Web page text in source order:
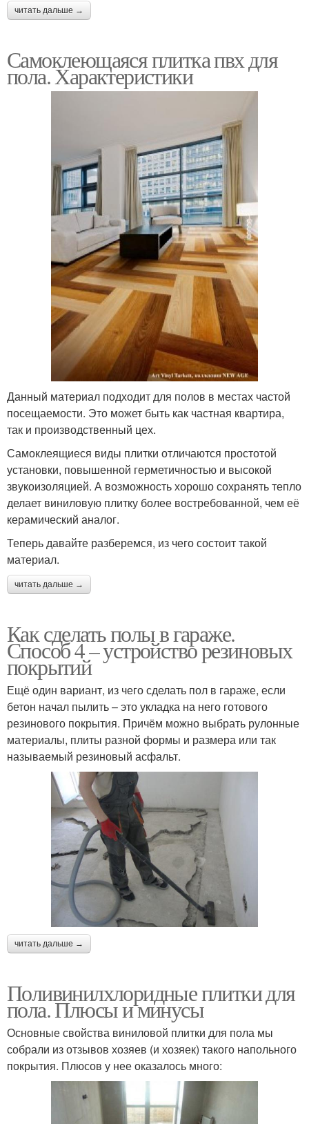
читать дальше →
Самоклеющаяся плитка пвх для
пола. Характеристики
Данный материал подходит для полов в местах частой
посещаемости. Это может быть как частная квартира,
так и производственный цех.
Самоклеящиеся виды плитки отличаются простотой
установки, повышенной герметичностью и высокой
звукоизоляцией. А возможность хорошо сохранять тепло
делает виниловую плитку более востребованной, чем её
керамический аналог.
Теперь давайте разберемся, из чего состоит такой
материал.
читать дальше →
Как сделать полы в гараже.
Способ 4 – устройство резиновых
покрытий
Ещё один вариант, из чего сделать пол в гараже, если
бетон начал пылить – это укладка на него готового
резинового покрытия. Причём можно выбрать рулонные
материалы, плиты разной формы и размера или так
называемый резиновый асфальт.
читать дальше →
Поливинилхлоридные плитки для
пола. Плюсы и минусы
Основные свойства виниловой плитки для пола мы
собрали из отзывов хозяев (и хозяек) такого напольного
покрытия. Плюсов у нее оказалось много: